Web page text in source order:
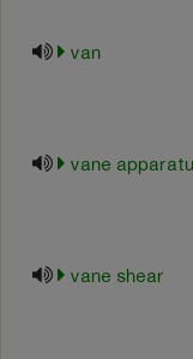
van
vane
vane shear